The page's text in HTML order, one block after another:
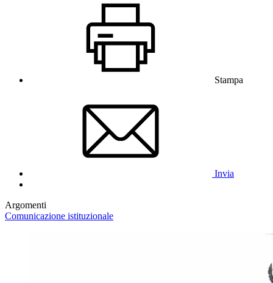
Stampa
Invia
Argomenti
Comunicazione istituzionale